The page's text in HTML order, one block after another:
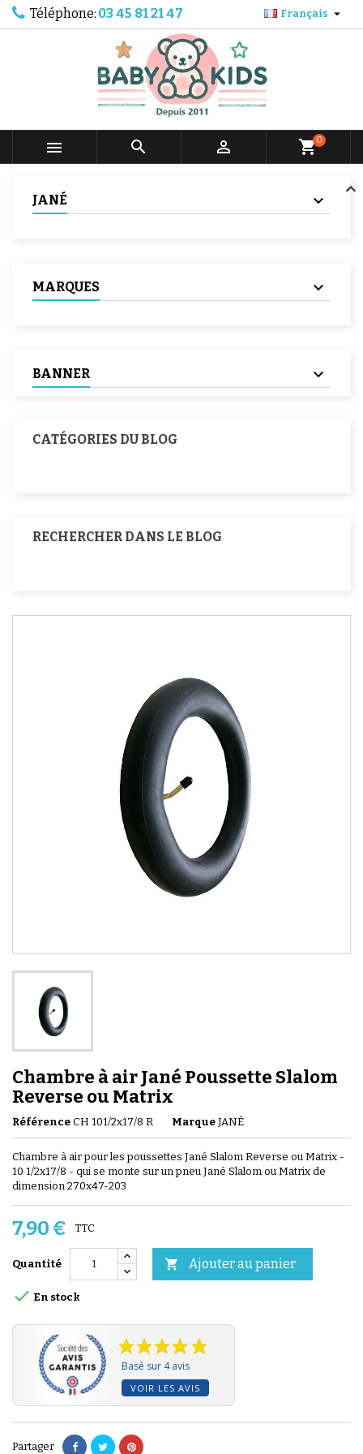
Téléphone: 03 45 81 21 47 Français 
   shopping_cart0
JANÉ
MARQUES
BANNER
CATÉGORIES DU BLOG
RECHERCHER DANS LE BLOG
Chambre à air Jané Poussette Slalom
Reverse ou Matrix
Référence CH 101/2x17/8 R Marque JANÉ
Chambre à air pour les poussettes Jané Slalom Reverse ou Matrix -
10 1/2x17/8 - qui se monte sur un pneu Jané Slalom ou Matrix de
dimension 270x47-203
7,90 € TTC
Quantité  Ajouter au panier
 En stock
Basé sur 4 avis
VOIR LES AVIS
Partager